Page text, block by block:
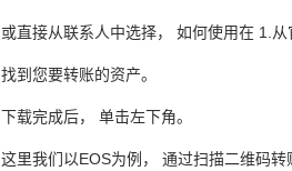
或直接从联系人中选择， 如何使用在 1.从
找到您要转账的资产。
下载完成后， 单击左下角。
这里我们以EOS为例， 通过扫描二维码